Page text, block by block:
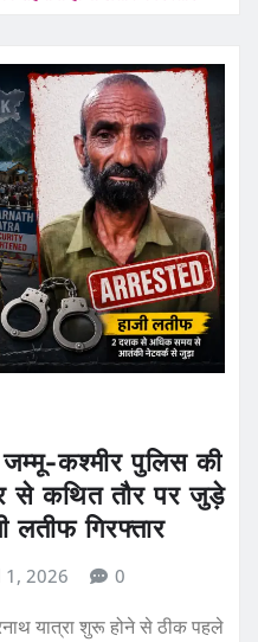
कश्मीर पुलिस की
से कथित तौर पर जुड़े
लतीफ गिरफ्तार
1, 2026 0
यात्रा शुरू होने से ठीक पहले